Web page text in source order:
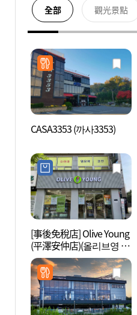
全部 觀光景點
CASA3353 (까사3353)
[事後免稅店] Olive Young
(平澤安仲店)(올리브영 평
택안중점)